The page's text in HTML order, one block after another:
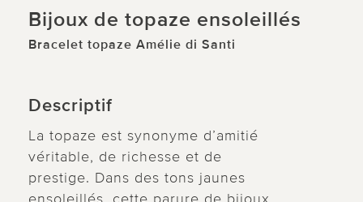
Bijoux de topaze ensoleillés
Bracelet topaze Amélie di Santi
Descriptif
La topaze est synonyme d’amitié
véritable, de richesse et de
prestige. Dans des tons jaunes